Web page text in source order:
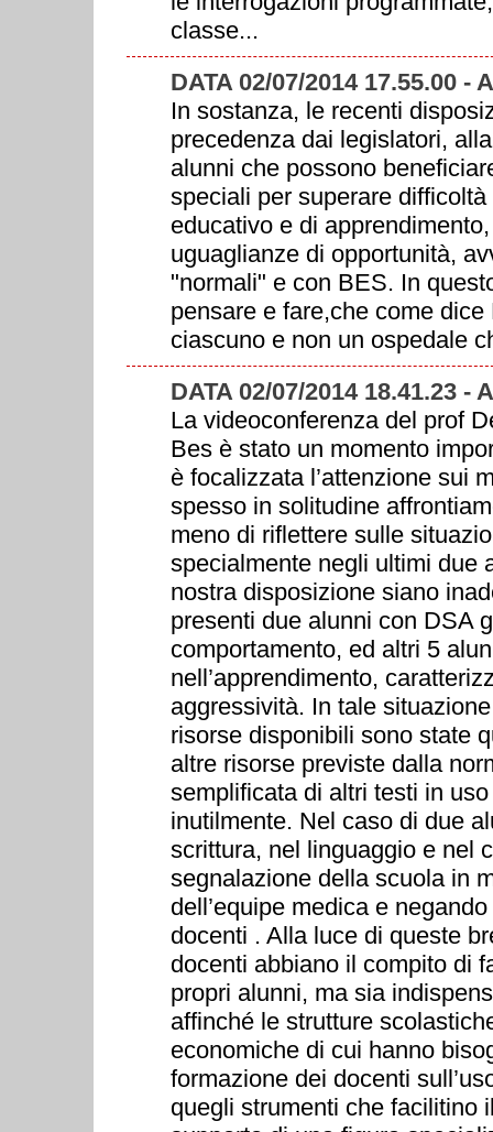
classe...
DATA 02/07/2014 17.55.00 -
In sostanza, le recenti
precedenza dai legislatori,
alunni che possono
speciali per superare
educativo e di
uguaglianze di opportunità,
"normali" e con BES. In
pensare e fare,che come
ciascuno e non un ospedale
DATA 02/07/2014 18.41.23 -
La videoconferenza del prof
Bes è stato un momento
è focalizzata l’attenzione sui
spesso in solitudine
meno di riflettere sulle
specialmente negli ultimi due
nostra disposizione siano
presenti due alunni con DSA
comportamento, ed altri 5
nell’apprendimento,
aggressività. In tale
risorse disponibili sono state
altre risorse previste dalla
semplificata di altri testi in
inutilmente. Nel caso di due
scrittura, nel linguaggio e nel
segnalazione della scuola in
dell’equipe medica e
docenti . Alla luce di queste
docenti abbiano il compito di
propri alunni, ma sia
affinché le strutture
economiche di cui hanno
formazione dei docenti
quegli strumenti che facilitino